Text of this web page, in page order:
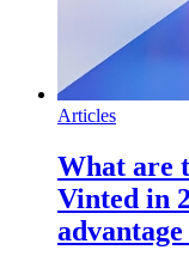
Articles
What are
Vinted in